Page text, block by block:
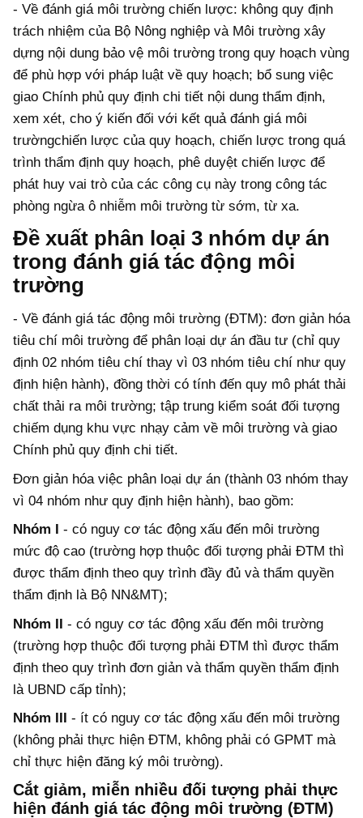
- Về đánh giá môi trường chiến lược: không quy định
trách nhiệm của Bộ Nông nghiệp và Môi trường xây
dựng nội dung bảo vệ môi trường trong quy hoạch vùng
để phù hợp với pháp luật về quy hoạch; bổ sung việc
giao Chính phủ quy định chi tiết nội dung thẩm định,
xem xét, cho ý kiến đối với kết quả đánh giá môi
trườngchiến lược của quy hoạch, chiến lược trong quá
trình thẩm định quy hoạch, phê duyệt chiến lược để
phát huy vai trò của các công cụ này trong công tác
phòng ngừa ô nhiễm môi trường từ sớm, từ xa.
Đề xuất phân loại 3 nhóm dự án
trong đánh giá tác động môi
trường
- Về đánh giá tác động môi trường (ĐTM): đơn giản hóa
tiêu chí môi trường để phân loại dự án đầu tư (chỉ quy
định 02 nhóm tiêu chí thay vì 03 nhóm tiêu chí như quy
định hiện hành), đồng thời có tính đến quy mô phát thải
chất thải ra môi trường; tập trung kiểm soát đối tượng
chiếm dụng khu vực nhạy cảm về môi trường và giao
Chính phủ quy định chi tiết.
Đơn giản hóa việc phân loại dự án (thành 03 nhóm thay
vì 04 nhóm như quy định hiện hành), bao gồm:
Nhóm I - có nguy cơ tác động xấu đến môi trường
mức độ cao (trường hợp thuộc đối tượng phải ĐTM thì
được thẩm định theo quy trình đầy đủ và thẩm quyền
thẩm định là Bộ NN&MT);
Nhóm II - có nguy cơ tác động xấu đến môi trường
(trường hợp thuộc đối tượng phải ĐTM thì được thẩm
định theo quy trình đơn giản và thẩm quyền thẩm định
là UBND cấp tỉnh);
Nhóm III - ít có nguy cơ tác động xấu đến môi trường
(không phải thực hiện ĐTM, không phải có GPMT mà
chỉ thực hiện đăng ký môi trường).
Cắt giảm, miễn nhiều đối tượng phải thực
hiện đánh giá tác động môi trường (ĐTM)